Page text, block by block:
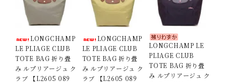
LONGCHAMP
LE PLIAGE CLUB
TOTE BAG 折り畳
み ルプリアージュ ク
ラブ 【L2605 089
LONGCHAMP
LE PLIAGE CLUB
TOTE BAG 折り畳
み ルプリアージュ ク
ラブ 【L2605 089
LONGCHAMP LE
PLIAGE CLUB
TOTE BAG 折り畳
み ルプリアージュ ク